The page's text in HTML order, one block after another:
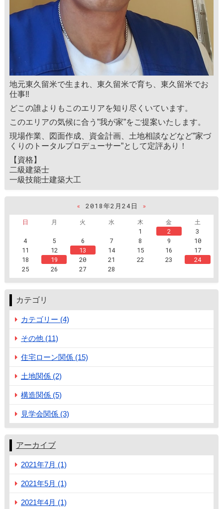
地元東久留米で生まれ、東久留米で育ち、東久留米でお
仕事‼
どこの誰よりもこのエリアを知り尽くいています。
このエリアの気候に合う”我が家”をご提案いたします。
現場作業、図面作成、資金計画、土地相談などなど”家づ
くりのトータルプロデューサー”として定評あり！
【資格】
二級建築士
一級技能士建築大工
« 2018年2月24日
»
日
月 火 水 木 金
土
1
2
3
4
5 6 7 8 9
10
11
12 13 14 15 16
17
18
19 20 21 22 23
24
25
26 27 28
カテゴリ
カテゴリー (4)
その他 (11)
住宅ローン関係 (15)
土地関係 (2)
構造関係 (5)
見学会関係 (3)
アーカイブ
2021年7月 (1)
2021年5月 (1)
2021年4月 (1)